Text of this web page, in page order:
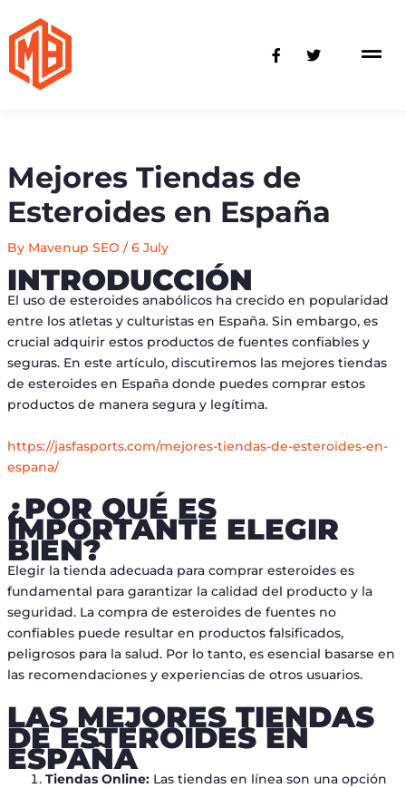
content
F
a
-
f
T
w
Mejores Tiendas de
Esteroides en España
By Mavenup SEO / 6 July
INTRODUCCIÓN
El uso de esteroides anabólicos ha crecido en popularidad
entre los atletas y culturistas en España. Sin embargo, es
crucial adquirir estos productos de fuentes confiables y
seguras. En este artículo, discutiremos las mejores tiendas
de esteroides en España donde puedes comprar estos
productos de manera segura y legítima.
https://jasfasports.com/mejores-tiendas-de-esteroides-en-
espana/
¿POR QUÉ ES
IMPORTANTE ELEGIR
BIEN?
Elegir la tienda adecuada para comprar esteroides es
fundamental para garantizar la calidad del producto y la
seguridad. La compra de esteroides de fuentes no
confiables puede resultar en productos falsificados,
peligrosos para la salud. Por lo tanto, es esencial basarse en
las recomendaciones y experiencias de otros usuarios.
LAS MEJORES TIENDAS
DE ESTEROIDES EN
ESPAÑA
Tiendas Online:Las tiendas en línea son una opción